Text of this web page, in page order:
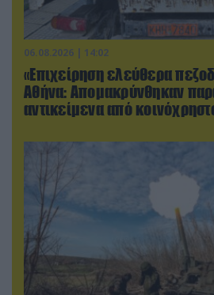
06.08.2026 | 14:02
«Επιχείρηση ελεύθερα
Αθήνα: Απομακρύνθηκαν
αντικείμενα από